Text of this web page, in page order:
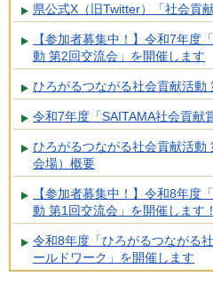
県公式X（旧Twitter）「社会貢
【参加者募集中！】令和7年度
動 第2回交流会」を開催します
ひろがるつながる社会貢献活動
令和7年度「SAITAMA社会貢献
ひろがるつながる社会貢献活動
会場）概要
【参加者募集中！】令和8年度
動 第1回交流会」を開催します！
令和8年度「ひろがるつながる
ールドワーク」を開催します